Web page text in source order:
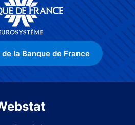
la Banque de France